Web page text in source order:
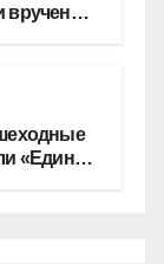
вручены
«Единой